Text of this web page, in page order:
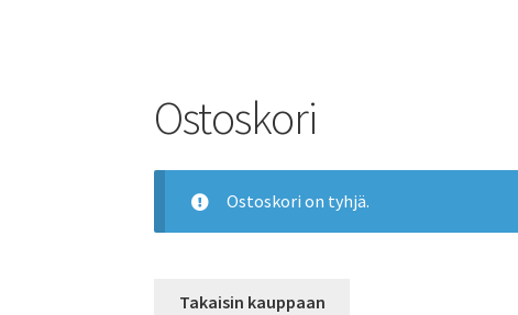
Ostoskori
Ostoskori on tyhjä.
Takaisin kauppaan